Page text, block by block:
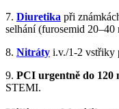
7. Diuretika při
selhání (furosemid 20–40
8. Nitráty i.v./1-2 vstřiky
9. PCI urgentně do 120
STEMI.